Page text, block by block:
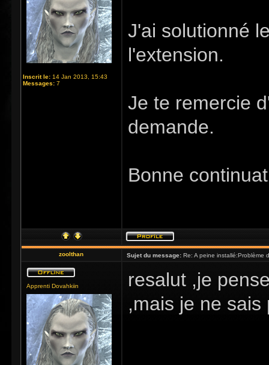
Inscrit le: 14 Jan 2013, 15:43
Messages: 7
J'ai solutionné
l'extension.
Je te remercie
demande.
Bonne
zoolthan Sujet du message: Re: A peine installé:Problème
Apprenti Dovahkiin
resalut ,je
,mais je ne